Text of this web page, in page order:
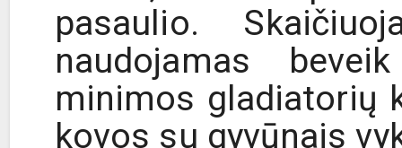
pasaulio.
naudojamas
minimos gladiatorių
kovos su gyvūnais